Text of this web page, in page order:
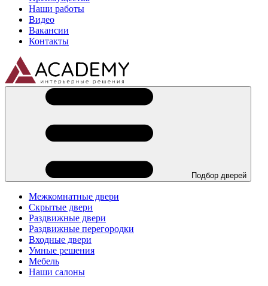
Наши работы
Видео
Вакансии
Контакты
Подбор дверей
Межкомнатные двери
Скрытые двери
Раздвижные двери
Раздвижные перегородки
Входные двери
Умные решения
Мебель
Наши салоны